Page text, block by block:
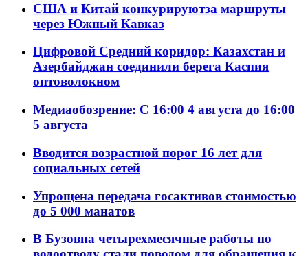
США и Китай конкурируютза маршруты
через Южный Кавказ
Цифровой Средний коридор: Казахстан и
Азербайджан соединили берега Каспия
оптоволокном
Медиаобозрение: С 16:00 4 августа до 16:00
5 августа
Вводится возрастной порог 16 лет для
социальных сетей
Упрощена передача госактивов стоимостью
до 5 000 манатов
В Бузовна четырехмесячные работы по